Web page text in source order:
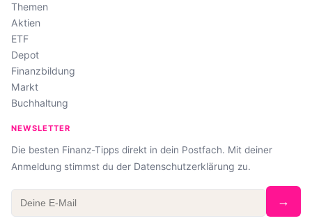
Themen
Aktien
ETF
Depot
Finanzbildung
Markt
Buchhaltung
NEWSLETTER
Die besten Finanz-Tipps direkt in dein Postfach. Mit deiner
Anmeldung stimmst du der Datenschutzerklärung zu.
→